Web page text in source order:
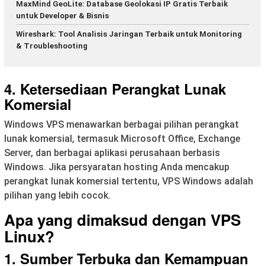
MaxMind GeoLite: Database Geolokasi IP Gratis Terbaik
untuk Developer & Bisnis
Wireshark: Tool Analisis Jaringan Terbaik untuk Monitoring
& Troubleshooting
4. Ketersediaan Perangkat Lunak
Komersial
Windows VPS menawarkan berbagai pilihan perangkat
lunak komersial, termasuk Microsoft Office, Exchange
Server, dan berbagai aplikasi perusahaan berbasis
Windows. Jika persyaratan hosting Anda mencakup
perangkat lunak komersial tertentu, VPS Windows adalah
pilihan yang lebih cocok.
Apa yang dimaksud dengan VPS
Linux?
1. Sumber Terbuka dan Kemampuan